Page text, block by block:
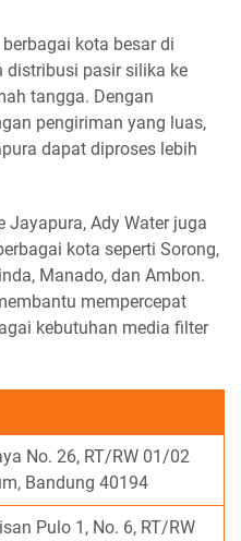
kota besar di
distribusi pasir silika ke
tangga. Dengan
pengiriman yang luas,
dapat diproses lebih
Jayapura, Ady Water juga
kota seperti Sorong,
Manado, dan Ambon.
mempercepat
kebutuhan media filter
No. 26, RT/RW 01/02
Bandung 40194
Pulo 1, No. 6, RT/RW